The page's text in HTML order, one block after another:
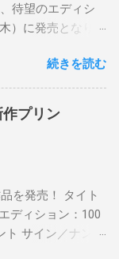
待望のエディシ
）に発売となり
作でも健在。(
) 発売日：6月30
KISS カラー：
エディショ
× 550mm 価格：
ちら から
続きを読む
プリン
を発売！ タイト
ディション：100
ト サイン／ナンバ